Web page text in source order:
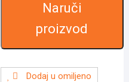
obliku
cveta
Naruči
proizvod
Dodaj u omiljeno